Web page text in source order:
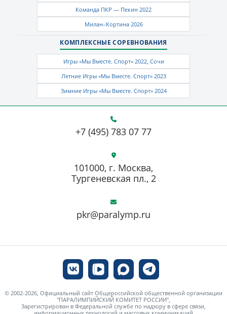
Команда ПКР — Пекин 2022
Милан–Кортина 2026
КОМПЛЕКСНЫЕ СОРЕВНОВАНИЯ
Игры «Мы Вместе. Спорт» 2022, Сочи
Летние Игры «Мы Вместе. Спорт» 2023
Зимние Игры «Мы Вместе. Спорт» 2024
+7 (495) 783 07 77
pkr@paralymp.ru
101000, г. Москва,
Тургеневская пл., 2
© 2002-2026, Официальный сайт Общероссийской общественной организации
"ПАРАЛИМПИЙСКИЙ КОМИТЕТ РОССИИ",
Зарегистрирован в Федеральной службе по надзору в сфере связи,